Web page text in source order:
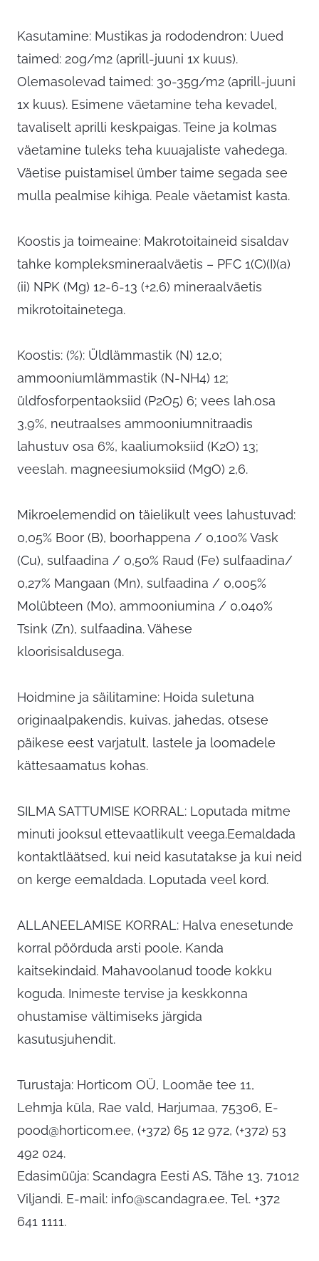
Kasutamine: Mustikas ja rododendron: Uued
taimed: 20g/m2 (aprill-juuni 1x kuus).
Olemasolevad taimed: 30-35g/m2 (aprill-juuni
1x kuus). Esimene väetamine teha kevadel,
tavaliselt aprilli keskpaigas. Teine ja kolmas
väetamine tuleks teha kuuajaliste vahedega.
Väetise puistamisel ümber taime segada see
mulla pealmise kihiga. Peale väetamist kasta.
Koostis ja toimeaine: Makrotoitaineid sisaldav
tahke kompleksmineraalväetis – PFC 1(C)(I)(a)
(ii) NPK (Mg) 12-6-13 (+2,6) mineraalväetis
mikrotoitainetega.
Koostis: (%): Üldlämmastik (N) 12,0;
ammooniumlämmastik (N-NH4) 12;
üldfosforpentaoksiid (P2O5) 6; vees lah.osa
3,9%, neutraalses ammooniumnitraadis
lahustuv osa 6%, kaaliumoksiid (K2O) 13;
veeslah. magneesiumoksiid (MgO) 2,6.
Mikroelemendid on täielikult vees lahustuvad:
0,05% Boor (B), boorhappena / 0,100% Vask
(Cu), sulfaadina / 0,50% Raud (Fe) sulfaadina/
0,27% Mangaan (Mn), sulfaadina / 0,005%
Molübteen (Mo), ammooniumina / 0,040%
Tsink (Zn), sulfaadina. Vähese
kloorisisaldusega.
Hoidmine ja säilitamine: Hoida suletuna
originaalpakendis, kuivas, jahedas, otsese
päikese eest varjatult, lastele ja loomadele
kättesaamatus kohas.
SILMA SATTUMISE KORRAL: Loputada mitme
minuti jooksul ettevaatlikult veega.Eemaldada
kontaktläätsed, kui neid kasutatakse ja kui neid
on kerge eemaldada. Loputada veel kord.
ALLANEELAMISE KORRAL: Halva enesetunde
korral pöörduda arsti poole. Kanda
kaitsekindaid. Mahavoolanud toode kokku
koguda. Inimeste tervise ja keskkonna
ohustamise vältimiseks järgida
kasutusjuhendit.
Turustaja: Horticom OÜ, Loomäe tee 11,
Lehmja küla, Rae vald, Harjumaa, 75306, E-
pood@horticom.ee, (+372) 65 12 972, (+372) 53
492 024.
Edasimüüja: Scandagra Eesti AS, Tähe 13, 71012
Viljandi. E-mail: info@scandagra.ee, Tel. +372
641 1111.